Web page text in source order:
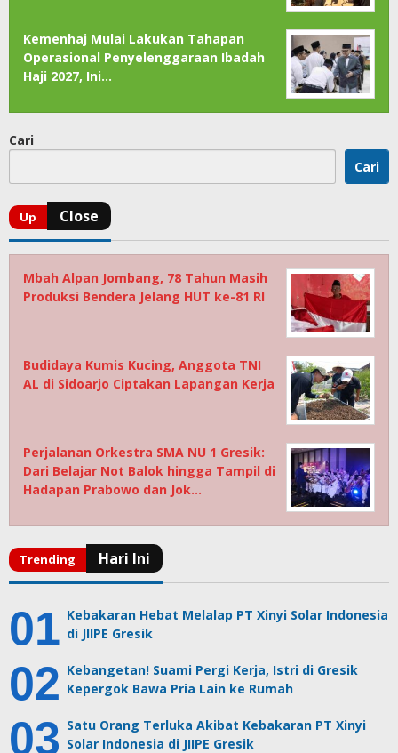
Kemenhaj Mulai Lakukan Tahapan
Operasional Penyelenggaraan Ibadah
Haji 2027, Ini…
Cari
Cari
Mbah Alpan Jombang, 78 Tahun Masih
Produksi Bendera Jelang HUT ke-81 RI
Budidaya Kumis Kucing, Anggota TNI
AL di Sidoarjo Ciptakan Lapangan Kerja
Perjalanan Orkestra SMA NU 1 Gresik:
Dari Belajar Not Balok hingga Tampil di
Hadapan Prabowo dan Jok…
Kebakaran Hebat Melalap PT Xinyi Solar Indonesia
di JIIPE Gresik
Kebangetan! Suami Pergi Kerja, Istri di Gresik
Kepergok Bawa Pria Lain ke Rumah
Satu Orang Terluka Akibat Kebakaran PT Xinyi
Solar Indonesia di JIIPE Gresik